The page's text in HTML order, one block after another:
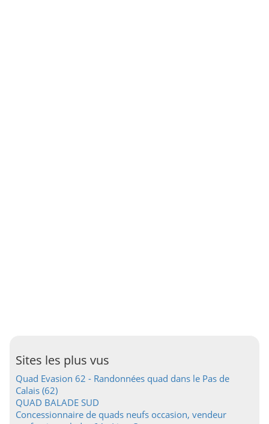
Sites les plus vus
Quad Evasion 62 - Randonnées quad dans le Pas de
Calais (62)
QUAD BALADE SUD
Concessionnaire de quads neufs occasion, vendeur